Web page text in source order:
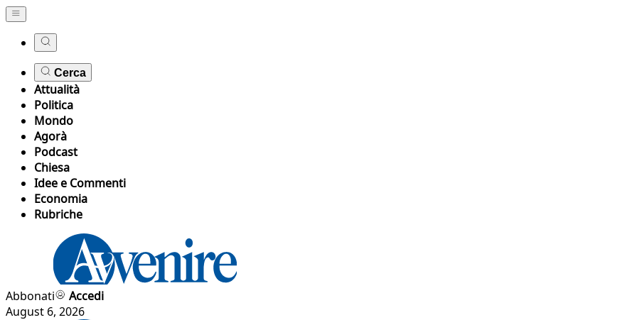
Cerca
Attualità
Politica
Mondo
Agorà
Podcast
Chiesa
Idee e Commenti
Economia
Rubriche
Abbonati
Accedi
August 6, 2026